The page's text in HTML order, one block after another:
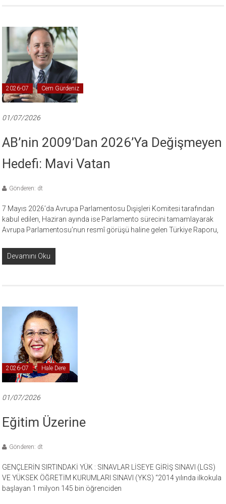
2026-07 Cem Gürdeniz
01/07/2026
AB’nin 2009’dan 2026’ya Değişmeyen
Hedefi: Mavi Vatan
Gönderen: dt
7 Mayıs 2026’da Avrupa Parlamentosu Dışişleri Komitesi tarafından
kabul edilen, Haziran ayında ise Parlamento sürecini tamamlayarak
Avrupa Parlamentosu’nun resmî görüşü haline gelen Türkiye Raporu,
Devamını Oku
2026-07 Hale Dere
01/07/2026
Eğitim Üzerine
Gönderen: dt
GENÇLERİN SIRTINDAKİ YÜK : SINAVLAR LİSEYE GİRİŞ SINAVI (LGS)
VE YÜKSEK ÖĞRETİM KURUMLARI SINAVI (YKS) “2014 yılında ilkokula
başlayan 1 milyon 145 bin öğrenciden